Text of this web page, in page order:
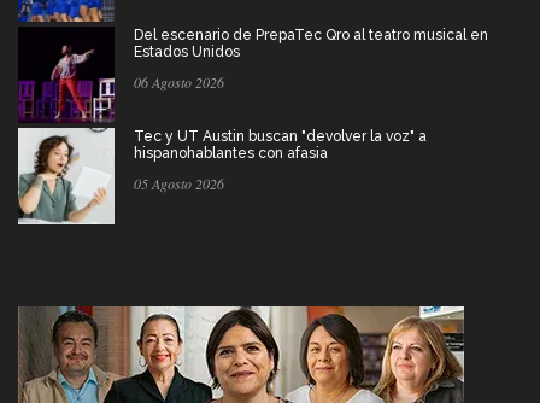
Del escenario de PrepaTec Qro al teatro musical en
Estados Unidos
06 Agosto 2026
Tec y UT Austin buscan "devolver la voz" a
hispanohablantes con afasia
05 Agosto 2026